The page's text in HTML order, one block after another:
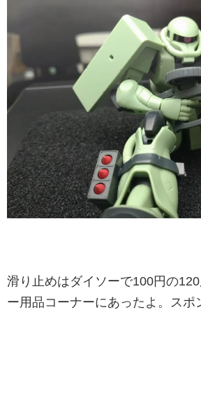
滑り止めはダイソーで100円の
ー用品コーナーにあったよ。スポ